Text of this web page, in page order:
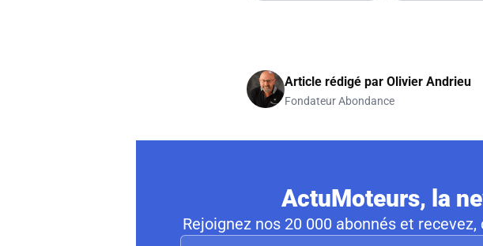
Article rédigé par Olivier Andrieu
Fondateur Abondance
ActuMoteurs, la
Rejoignez nos 20 000 abonnés et